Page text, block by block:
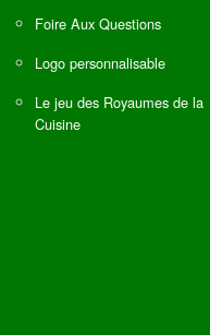
Foire Aux Questions
Logo personnalisable
Le jeu des Royaumes de la
Cuisine